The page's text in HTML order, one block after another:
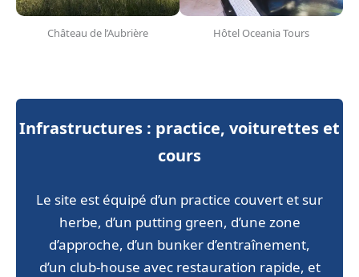
Château de l’Aubrière Hôtel Oceania Tours
Infrastructures : practice, voiturettes et
cours
Le site est équipé d’un practice couvert et sur
herbe, d’un putting green, d’une zone
d’approche, d’un bunker d’entraînement,
d’un club-house avec restauration rapide, et